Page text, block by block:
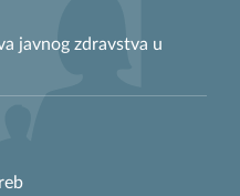
javnog zdravstva u